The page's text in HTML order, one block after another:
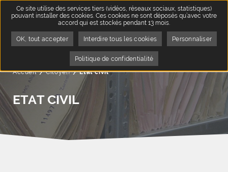
Accueil Citoyen Page active :
Etat civil
ETAT CIVIL
Ce site utilise des services tiers (vidéos, réseaux sociaux, statistiques)
pouvant installer des cookies. Ces cookies ne sont déposés qu’avec votre
accord qui est stockés pendant 13 mois.
OK, tout accepter Interdire tous les cookies Personnaliser
Politique de confidentialité